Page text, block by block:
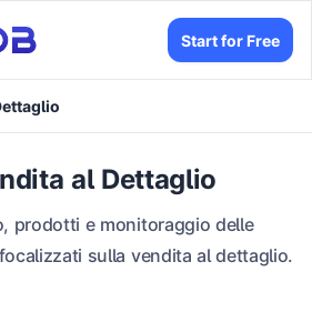
Start for Free
al Dettaglio
prodotti e monitoraggio delle
sulla vendita al dettaglio.